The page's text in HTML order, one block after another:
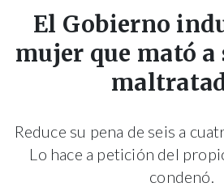
El Gobierno
mujer que mató
Reduce su pena de seis a
Lo hace a petición del
condenó.